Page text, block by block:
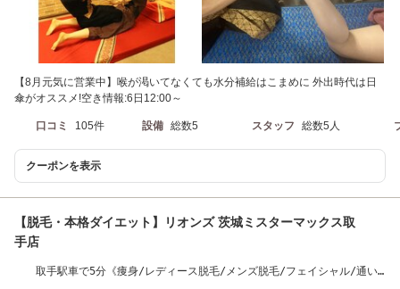
【8月元気に営業中】喉が渇いてなくても水分補給はこまめに 外出時代は日
傘がオススメ!空き情報:6日12:00～
口コミ 105件 設備 総数5 スタッフ 総数5人
クーポンを表示
【脱毛・本格ダイエット】リオンズ 茨城ミスターマックス取
手店
取手駅車で5分《痩身/レディース脱毛/メンズ脱毛/フェイシャル/通い